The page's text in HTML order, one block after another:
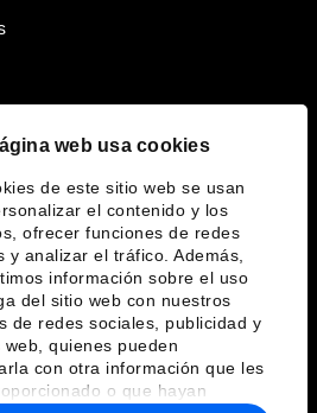
web usa cookies
de este sitio web se usan
el contenido y los
ofrecer funciones de redes
y analizar el tráfico. Además,
información sobre el uso
del sitio web con nuestros
de redes sociales, publicidad y
web, quienes pueden
con otra información que les
o que hayan